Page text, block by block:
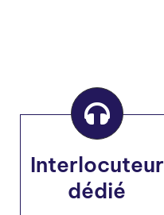
Interlocuteur
dédié